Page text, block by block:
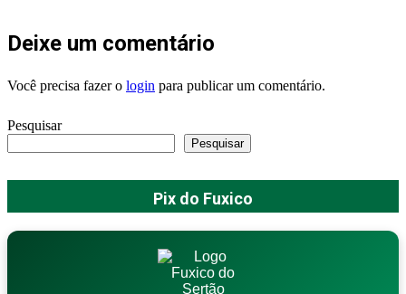
Deixe um comentário
Você precisa fazer o login para publicar um comentário.
Pesquisar
Pesquisar
Pix do Fuxico